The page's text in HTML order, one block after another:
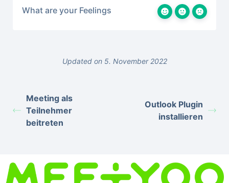
What are your Feelings
Updated on 5. November 2022
Meeting als
Teilnehmer
beitreten
Outlook Plugin
installieren